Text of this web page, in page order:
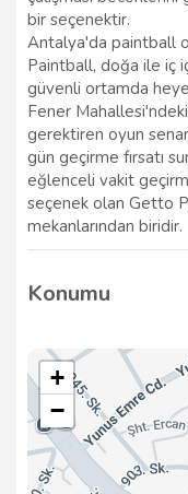
bir seçenektir.
Antalya'da paintball
Paintball, doğa ile iç
güvenli ortamda
Fener
gerektiren oyun
gün geçirme fırsatı
eğlenceli vakit
seçenek olan Getto
mekanlarından biridir.
Konumu
+
−